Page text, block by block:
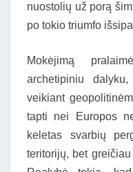
nuostolių už porą
po tokio triumfo
Mokėjimą
archetipiniu
veikiant
tapti nei Europos
keletas svarbių
teritorijų, bet